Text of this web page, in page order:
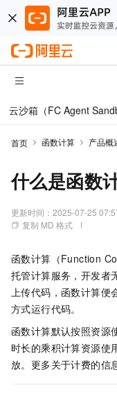
云沙箱（FC Agent
首页 函数计算 产品概
什么是函数
更新时间： 2025-07-25
复制 MD 格式
函数计算 （Function
托管计算服务，开发者
上传代码， 函数计算便
方式运行代码。
函数计算默认按照资源
时长的乘积计算资源使
放。更多关于计费的信